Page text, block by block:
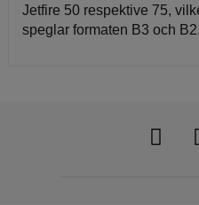
Jetfire 50 respektive 75,
speglar formaten B3 och B2.